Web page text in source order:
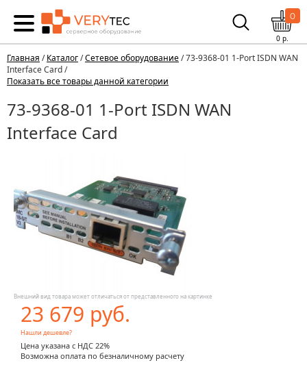
0
0р.
Главная /Каталог/Сетевое оборудование/ 73-9368-01 1-Port ISDN WAN
Interface Card /
Показать все товары данной категории
73-9368-01 1-Port ISDN WAN
Interface Card
Внешний вид товара может отличаться от представленного на картинке
23 679 руб.
Нашли дешевле?
Цена указана с НДС 22%
Возможна оплата по безналичному расчету